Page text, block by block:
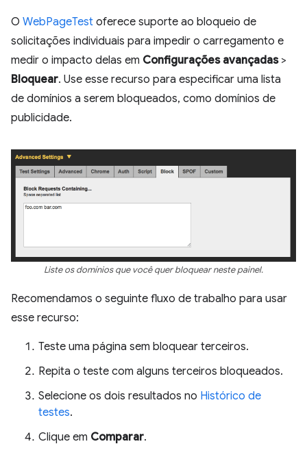
O WebPageTest oferece suporte ao bloqueio de
solicitações individuais para impedir o carregamento e
medir o impacto delas em Configurações avançadas>
Bloquear. Use esse recurso para especificar uma lista
de domínios a serem bloqueados, como domínios de
publicidade.
Liste os domínios que você quer bloquear neste painel.
Recomendamos o seguinte fluxo de trabalho para usar
esse recurso:
Teste uma página sem bloquear terceiros.
Repita o teste com alguns terceiros bloqueados.
Selecione os dois resultados no Histórico de
testes.
Clique em Comparar.